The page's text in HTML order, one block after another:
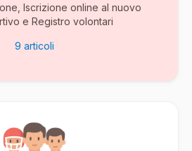
Iscrizione online al nuovo
e Registro volontari
9 articoli